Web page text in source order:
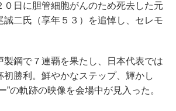
０日に胆管細胞がんのため死去した元
誠二氏（享年５３）を追悼し、セレモ
製鋼で７連覇を果たし、日本代表では
初勝利。鮮やかなステップ、輝かし
”の軌跡の映像を会場中が見入った。